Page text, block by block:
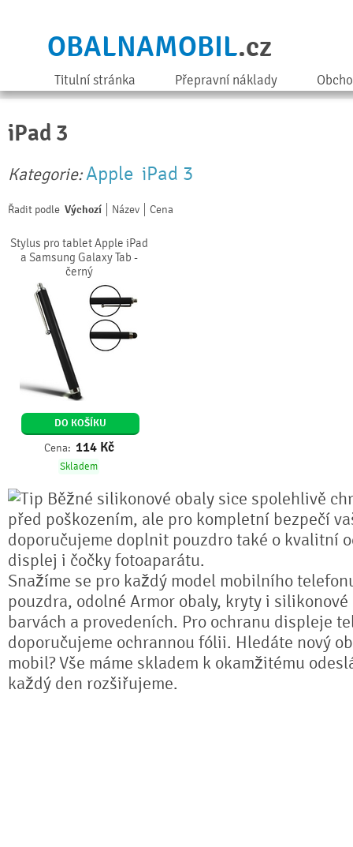
OBALNAMOBIL.cz
Titulní stránka Přepravní náklady
iPad 3
Kategorie:Apple iPad 3
Řadit podle Výchozí Název Cena
Stylus pro tablet Apple iPad
a Samsung Galaxy Tab -
černý
DO KOŠÍKU
Cena: 114 Kč
Skladem
Běžné silikonové obaly sice spolehlivě
před poškozením, ale pro kompletní bezpečí
doporučujeme doplnit pouzdro také o kvalitní
displej i čočky fotoaparátu.
Snažíme se pro každý model mobilního
pouzdra, odolné Armor obaly, kryty i
barvách a provedeních. Pro ochranu displeje
doporučujeme ochrannou fólii. Hledáte nový
mobil? Vše máme skladem k okamžitému
každý den rozšiřujeme.